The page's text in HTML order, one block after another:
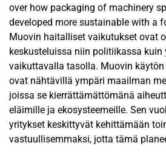
over how packaging of machinery
developed more sustainable with a
plastic packaging. It is also a
topic has already been
sustainable developments within
increase the value brought to
optional ways to replace the use of
packaging. However, the most
is to protect the goods and enable
delivery to customer; this fact cannot
Muovin haitalliset vaikutukset ovat
keskusteluissa niin politiikassa
vaikuttavalla tasolla. Muovin
ovat nähtävillä ympäri maailman
joissa se kierrättämättömänä
eläimille ja ekosysteemeille. Sen
yritykset keskittyvät kehittämään
vastuullisemmaksi, jotta tämä